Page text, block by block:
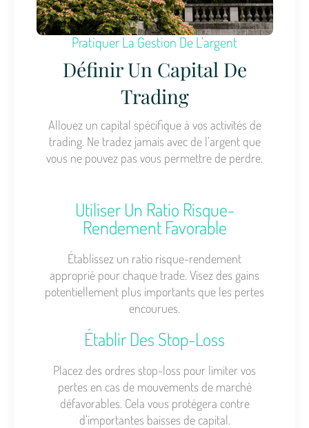
Pratiquer La Gestion De L'argent
Définir Un Capital De
Trading
Allouez un capital spécifique à vos activités de
trading. Ne tradez jamais avec de l’argent que
vous ne pouvez pas vous permettre de perdre.
Utiliser Un Ratio Risque-
Rendement Favorable
Établissez un ratio risque-rendement
approprié pour chaque trade. Visez des gains
potentiellement plus importants que les pertes
encourues.
Établir Des Stop-Loss
Placez des ordres stop-loss pour limiter vos
pertes en cas de mouvements de marché
défavorables. Cela vous protégera contre
d’importantes baisses de capital.